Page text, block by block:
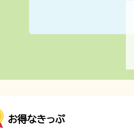
お得なきっぷ